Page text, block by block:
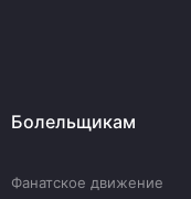
Болельщикам
Фанатское движение